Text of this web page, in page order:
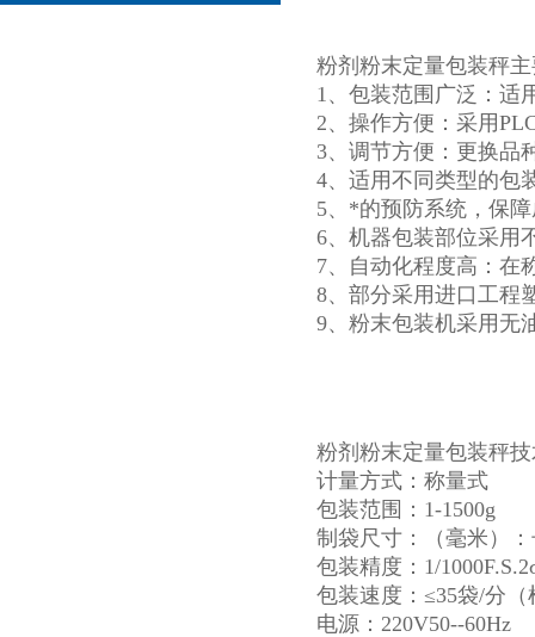
粉剂粉末定量包装秤
1、包装范围广泛：适
2、操作方便：采用
3、调节方便：更换品
4、适用不同类型的包
5、*的预防系统，保
6、机器包装部位采用
7、自动化程度高：在
8、部分采用进口工程
9、粉末包装机采用无
粉剂粉末定量包装秤
计量方式：称量式
包装范围：1-1500g
制袋尺寸：（毫米）
包装精度：1/
包装速度：≤35袋/分
电源：220V50--60Hz